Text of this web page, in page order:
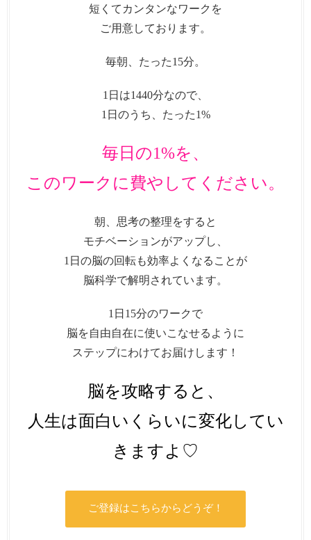
短くてカンタンなワークを
ご用意しております。
毎朝、たった15分。
1日は1440分なので、
1日のうち、たった1%
毎日の1%を、
このワークに費やしてください。
朝、思考の整理をすると
モチベーションがアップし、
1日の脳の回転も効率よくなることが
脳科学で解明されています。
1日15分のワークで
脳を自由自在に使いこなせるように
ステップにわけてお届けします！
脳を攻略すると、
人生は面白いくらいに変化してい
きますよ♡
ご登録はこちらからどうぞ！